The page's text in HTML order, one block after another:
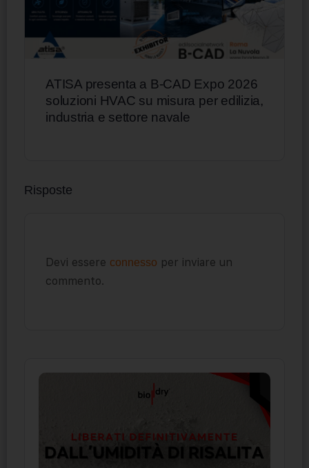
ATISA presenta a B-CAD Expo 2026
soluzioni HVAC su misura per edilizia,
industria e settore navale
Risposte
Devi essere connesso per inviare un
commento.